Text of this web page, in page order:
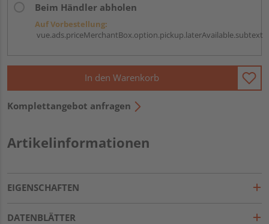
Beim Händler abholen
Auf Vorbestellung:
vue.ads.priceMerchantBox.option.pickup.laterAvailable.subtext
In den Warenkorb
Komplettangebot anfragen
Artikelinformationen
EIGENSCHAFTEN
DATENBLÄTTER